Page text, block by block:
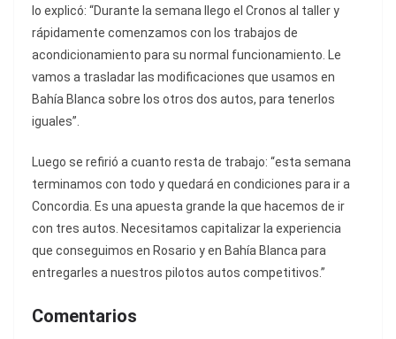
lo explicó: “Durante la semana llego el Cronos al taller y
rápidamente comenzamos con los trabajos de
acondicionamiento para su normal funcionamiento. Le
vamos a trasladar las modificaciones que usamos en
Bahía Blanca sobre los otros dos autos, para tenerlos
iguales”.
Luego se refirió a cuanto resta de trabajo: “esta semana
terminamos con todo y quedará en condiciones para ir a
Concordia. Es una apuesta grande la que hacemos de ir
con tres autos. Necesitamos capitalizar la experiencia
que conseguimos en Rosario y en Bahía Blanca para
entregarles a nuestros pilotos autos competitivos.”
Comentarios